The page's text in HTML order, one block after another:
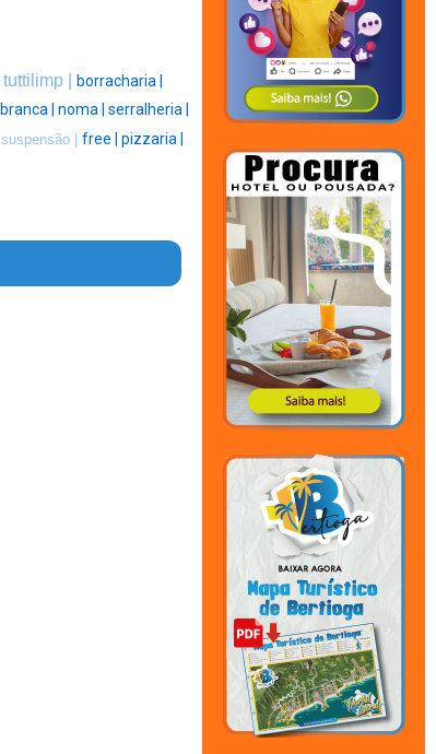
tuttilimp |
borracharia |
branca | noma | serralheria |
suspensão | free | pizzaria |